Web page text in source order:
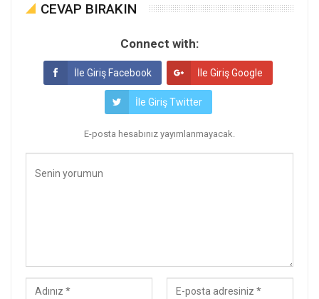
CEVAP BIRAKIN
Connect with:
İle Giriş Facebook İle Giriş Google
İle Giriş Twitter
E-posta hesabınız yayımlanmayacak.